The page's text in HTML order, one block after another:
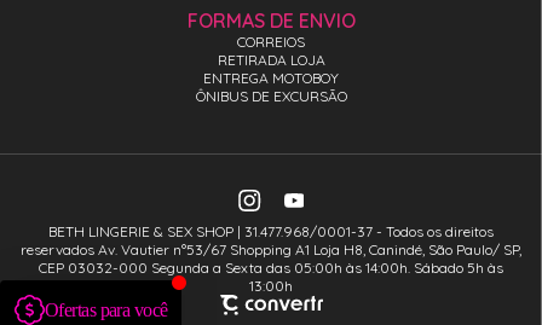
FORMAS DE ENVIO
CORREIOS
RETIRADA LOJA
ENTREGA MOTOBOY
ÔNIBUS DE EXCURSÃO
BETH LINGERIE & SEX SHOP | 31.477.968/0001-37 - Todos os direitos
reservados Av. Vautier n°53/67 Shopping A1 Loja H8, Canindé, São Paulo/ SP,
CEP 03032-000 Segunda a Sexta das 05:00h às 14:00h. Sábado 5h às
13:00h